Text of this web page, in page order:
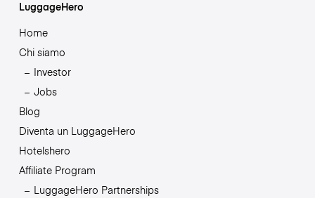
LuggageHero
Home
Chi siamo
Investor
Jobs
Blog
Diventa un LuggageHero
Hotelshero
Affiliate Program
LuggageHero Partnerships